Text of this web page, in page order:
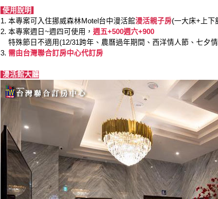
使用說明
1. 本專案可入住挪威森林Motel台中漫活館漫活親子房(一大床+上下
2. 本專案週日~週四可使用， 週五+500週六+900
特殊節日不適用(12/31跨年、農曆過年期間、西洋情人節、七夕
3. 需由台灣聯合訂房中心代訂房
漫活館大廳